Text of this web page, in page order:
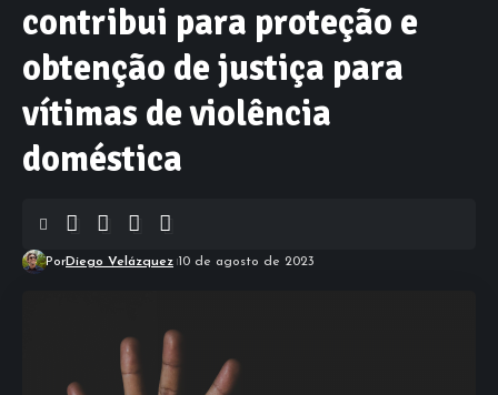
contribui para proteção e
obtenção de justiça para
vítimas de violência
doméstica
PorDiego Velázquez 10 de agosto de 2023